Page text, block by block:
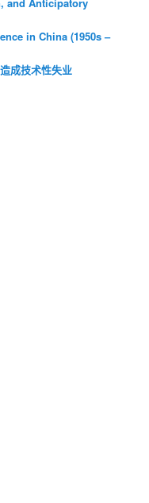
in China (1950s –
成技术性失业